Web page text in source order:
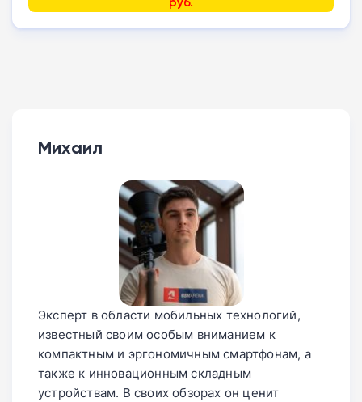
Михаил
Эксперт в области мобильных технологий,
известный своим особым вниманием к
компактным и эргономичным смартфонам, а
также к инновационным складным
устройствам. В своих обзорах он ценит